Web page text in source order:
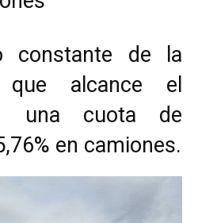
constante de la
alcance el
una cuota de
en camiones.